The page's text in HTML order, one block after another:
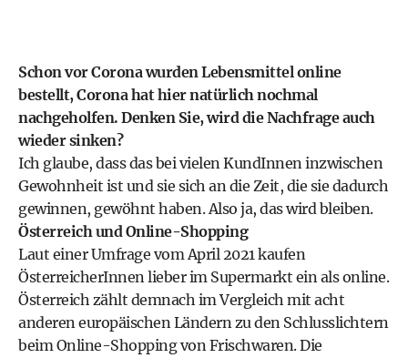
Schon vor Corona wurden Lebensmittel online
bestellt, Corona hat hier natürlich nochmal
nachgeholfen. Denken Sie, wird die Nachfrage auch
wieder sinken?
Ich glaube, dass das bei vielen KundInnen inzwischen
Gewohnheit ist und sie sich an die Zeit, die sie dadurch
gewinnen, gewöhnt haben. Also ja, das wird bleiben.
Österreich und Online-Shopping
Laut einer Umfrage vom April 2021 kaufen
ÖsterreicherInnen lieber im Supermarkt ein als online.
Österreich zählt demnach im Vergleich mit acht
anderen europäischen Ländern zu den Schlusslichtern
beim Online-Shopping von Frischwaren. Die